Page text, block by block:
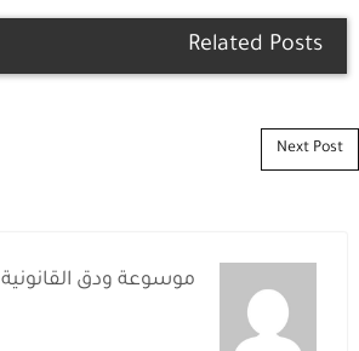
Related Posts
Post navigation
Next Post
موسوعة ودق القانونية